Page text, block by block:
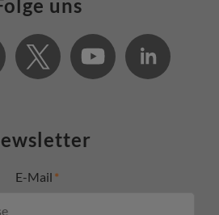
uns
E-Mail